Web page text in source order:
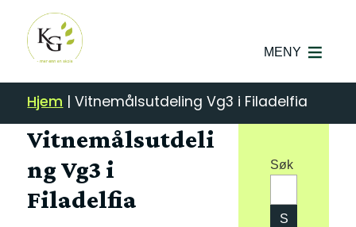
MENY
Hjem |Vitnemålsutdeling Vg3 i Filadelfia
Vitnemålsutdeli
ng Vg3 i
Filadelfia
Søk
S